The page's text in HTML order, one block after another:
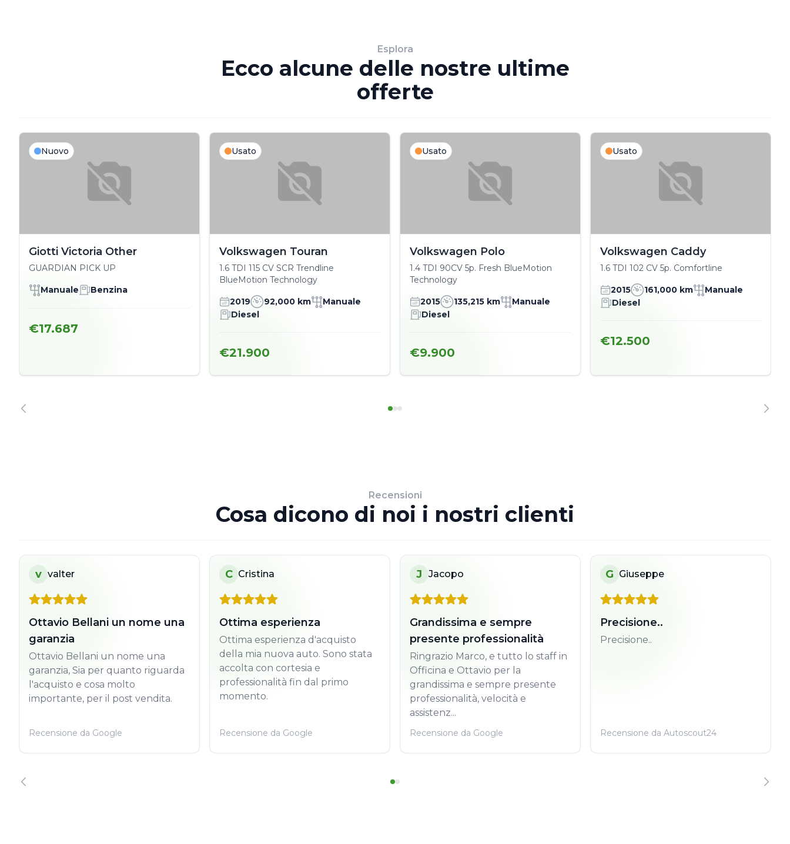
Esplora
Ecco alcune delle nostre ultime
offerte
Nuovo
Giotti Victoria Other
GUARDIAN PICK UP
Manuale Benzina
€17.687
Usato
Volkswagen Touran
1.6 TDI 115 CV SCR Trendline
BlueMotion Technology
2019 92,000 km
Manuale
Diesel
€21.900
Usato
Volkswagen Polo
1.4 TDI 90CV 5p. Fresh BlueMotion
Technology
2015 135,215 km
Manuale
Diesel
€9.900
Usato
Volkswagen Caddy
1.6 TDI 102 CV 5p. Comfortline
2015 161,000 km
Manuale
Diesel
€12.500
Recensioni
Cosa dicono di noi i nostri clienti
v valter
Ottavio Bellani un nome una
garanzia
Ottavio Bellani un nome una
garanzia, Sia per quanto riguarda
l'acquisto e cosa molto
importante, per il post vendita.
Recensione da Google
C Cristina
Ottima esperienza
Ottima esperienza d'acquisto
della mia nuova auto. Sono stata
accolta con cortesia e
professionalità fin dal primo
momento.
Recensione da Google
J Jacopo
Grandissima e sempre
presente professionalità
Ringrazio Marco, e tutto lo staff in
Officina e Ottavio per la
grandissima e sempre presente
professionalità, velocità e
assistenz...
Recensione da Google
G Giuseppe
Precisione..
Precisione..
Recensione da Autoscout24